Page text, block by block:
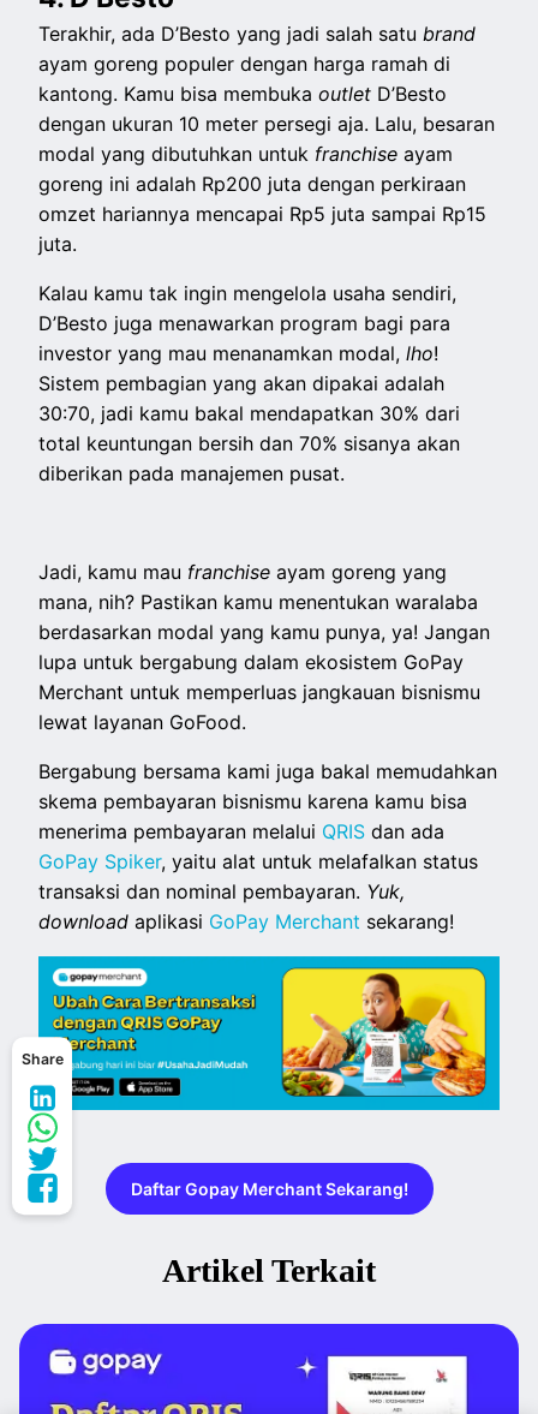
Share
Terakhir, ada D’Besto yang jadi salah satubrand
ayam goreng populer dengan harga ramah di
kantong. Kamu bisa membukaoutlet D’Besto
dengan ukuran 10 meter persegi aja. Lalu, besaran
modal yang dibutuhkan untuk franchiseayam
goreng ini adalah Rp200 juta dengan perkiraan
omzet hariannya mencapai Rp5 juta sampai Rp15
juta.
Kalau kamu tak ingin mengelola usaha sendiri,
D’Besto juga menawarkan program bagi para
investor yang mau menanamkan modal,lho!
Sistem pembagian yang akan dipakai adalah
30:70, jadi kamu bakal mendapatkan 30% dari
total keuntungan bersih dan 70% sisanya akan
diberikan pada manajemen pusat.
Jadi, kamu mau franchiseayam goreng yang
mana, nih? Pastikan kamu menentukan waralaba
berdasarkan modal yang kamu punya, ya! Jangan
lupa untuk bergabung dalam ekosistem GoPay
Merchant untuk memperluas jangkauan bisnismu
lewat layanan GoFood.
Bergabung bersama kami juga bakal memudahkan
skema pembayaran bisnismu karena kamu bisa
menerima pembayaran melalui QRIS dan ada
GoPay Spiker, yaitu alat untuk melafalkan status
transaksi dan nominal pembayaran. Yuk,
downloadaplikasi GoPay Merchant sekarang!
Daftar Gopay Merchant Sekarang!
Artikel Terkait